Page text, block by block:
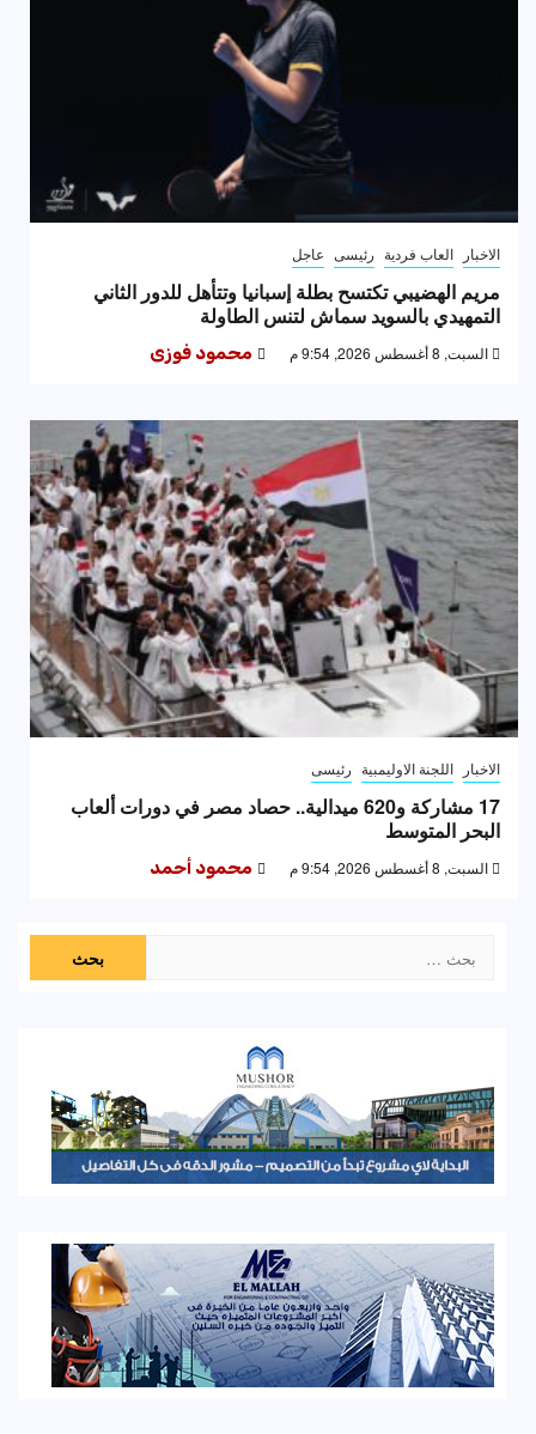
الاخبار العاب فردية رئيسى عاجل
مريم الهضيبي تكتسح بطلة إسبانيا وتتأهل للدور الثاني
التمهيدي بالسويد سماش لتنس الطاولة
السبت, 8 أغسطس 2026, 9:54 م محمود فوزى
الاخبار اللجنة الاوليمبية رئيسى
17 مشاركة و620 ميدالية.. حصاد مصر في دورات ألعاب
البحر المتوسط
السبت, 8 أغسطس 2026, 9:54 م محمود أحمد
عن: